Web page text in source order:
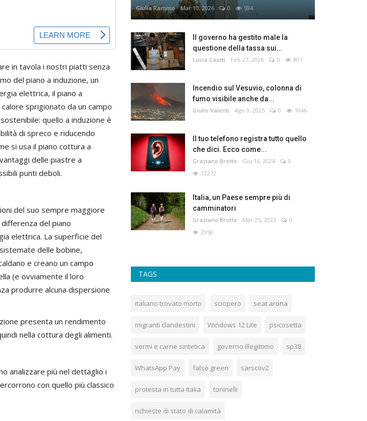
in tavola i nostri piatti senza
del piano a induzione, un
elettrica, il piano a
sprigionato da un campo
quello a induzione è
di spreco e riducendo
si usa il piano cottura a
delle piastre a
punti deboli.
del suo sempre maggiore
del piano
elettrica. La superficie del
delle bobine,
e creano un campo
(e ovviamente il loro
produrre alcuna dispersione
presenta un rendimento
nella cottura degli alimenti.
analizzare più nel dettaglio i
con quello più classico
Giulia Rammo Mar 10, 2026 0 594
Il governo ha gestito male la
questione della tassa sui...
Lucia Caotti Feb 27, 2026 0 801
Incendio sul Vesuvio, colonna di
fumo visibile anche da...
Giulio Valenti Ago 9, 2025 0 1046
Il tuo telefono registra tutto quello
che dici. Ecco come...
Graziano Brotto Giu 16, 2024
0
12272
Italia, un Paese sempre più di
camminatori
Graziano Brotto Mar 25, 2023
0
2950
TAGS
italiano trovato morto sciopero seat arona
migranti clandestini Windows 12 Lite psicosetta
vermi e carne sintetica governo illegittimo sp38
WhatsApp Pay falso green sarscov2
protesta in tutta Italia toninelli
richieste di stato di calamità